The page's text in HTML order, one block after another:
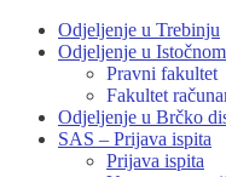
Odjeljenje u Trebinju
Odjeljenje u
Pravni fakultet
Fakultet
Odjeljenje u Brčko
SAS – Prijava ispita
Prijava ispita